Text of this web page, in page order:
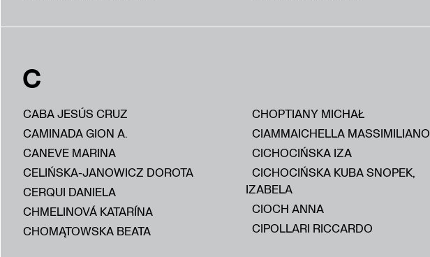
C
CABA JESÚS CRUZ
CAMINADA GION A.
CANEVE MARINA
CELIŃSKA-JANOWICZ DOROTA
CERQUI DANIELA
CHMELINOVÁ KATARÍNA
CHOMĄTOWSKA BEATA
CHOPTIANY MICHAŁ
CIAMMAICHELLA MASSIMILIANO
CICHOCIŃSKA IZA
CICHOCIŃSKA KUBA SNOPEK,
IZABELA
CIOCH ANNA
CIPOLLARI RICCARDO